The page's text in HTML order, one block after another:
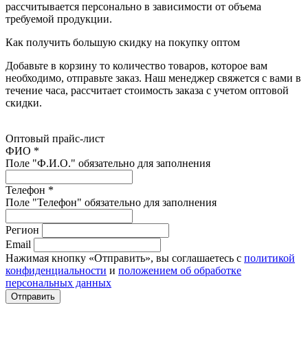
рассчитывается персонально в зависимости от объема
требуемой продукции.
Как получить большую скидку на покупку оптом
Добавьте в корзину то количество товаров, которое вам
необходимо, отправьте заказ. Наш менеджер свяжется с вами в
течение часа, рассчитает стоимость заказа с учетом оптовой
скидки.
Оптовый прайс-лист
ФИО *
Поле "Ф.И.О." обязательно для заполнения
Телефон *
Поле "Телефон" обязательно для заполнения
Регион
Email
Нажимая кнопку «Отправить», вы соглашаетесь с политикой
конфиденциальности и положением об обработке
персональных данных
Отправить